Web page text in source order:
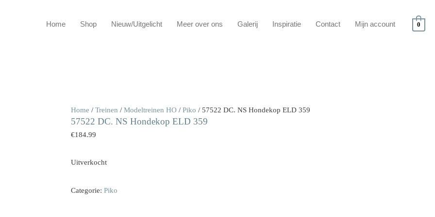
Home Shop Nieuw/Uitgelicht Meer over ons Galerij Inspiratie Contact Mijn account 0
Home / Treinen / Modeltreinen HO/ Piko / 57522 DC. NS Hondekop ELD 359
57522 DC. NS Hondekop ELD 359
€184.99
Uitverkocht
Categorie: Piko